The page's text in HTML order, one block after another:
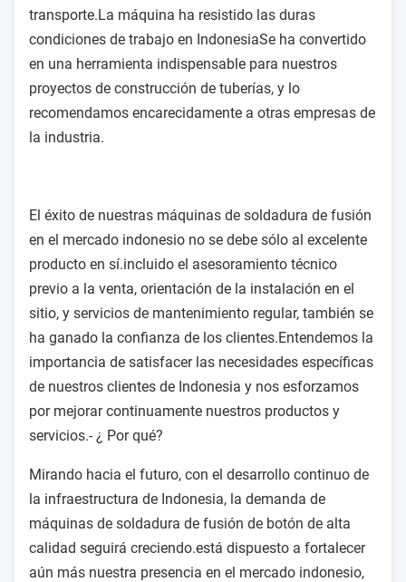
transporte.La máquina ha resistido las duras
condiciones de trabajo en IndonesiaSe ha convertido
en una herramienta indispensable para nuestros
proyectos de construcción de tuberías, y lo
recomendamos encarecidamente a otras empresas de
la industria.
El éxito de nuestras máquinas de soldadura de fusión
en el mercado indonesio no se debe sólo al excelente
producto en sí.incluido el asesoramiento técnico
previo a la venta, orientación de la instalación en el
sitio, y servicios de mantenimiento regular, también se
ha ganado la confianza de los clientes.Entendemos la
importancia de satisfacer las necesidades específicas
de nuestros clientes de Indonesia y nos esforzamos
por mejorar continuamente nuestros productos y
servicios.- ¿ Por qué?
Mirando hacia el futuro, con el desarrollo continuo de
la infraestructura de Indonesia, la demanda de
máquinas de soldadura de fusión de botón de alta
calidad seguirá creciendo.está dispuesto a fortalecer
aún más nuestra presencia en el mercado indonesio,